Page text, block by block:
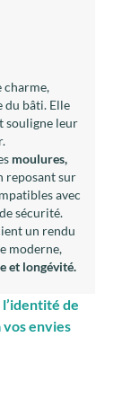
charme,
du bâti. Elle
souligne leur
moulures,
reposant sur
avec
sécurité.
un rendu
moderne,
et longévité.
l’identité de
envies